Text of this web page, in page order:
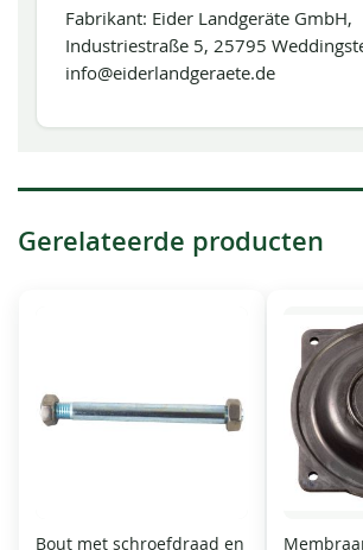
Fabrikant: Eider Landgeräte GmbH,
Industriestraße 5, 25795
info@eiderlandgeraete.de
Gerelateerde producten
Bout met schroefdraad en